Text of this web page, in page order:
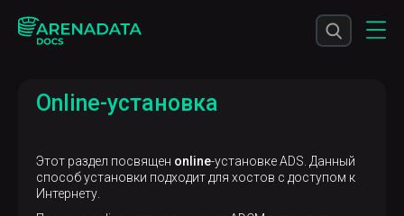
Online-установка
Этот раздел посвящен online-установке ADS. Данный
способ установки подходит для хостов с доступом к
Интернету.